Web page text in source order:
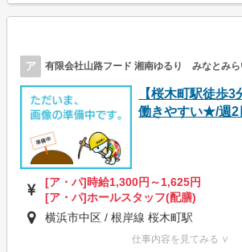
ア 有限会社山路フード 湘南ゆるり みなとみら
【桜木町駅徒歩
働きやすい★/週2
[ア・パ]時給1,300円～1,625円
[ア・パ]ホールスタッフ(配膳)
横浜市中区 / 根岸線 桜木町駅
仕事内容を見てみる ∨